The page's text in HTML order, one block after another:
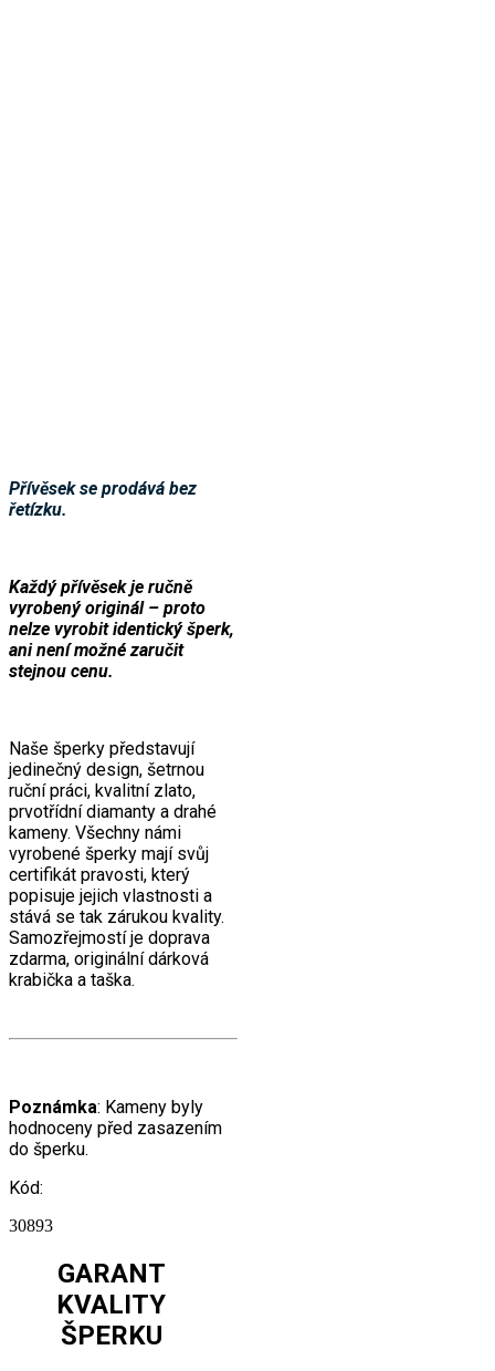
Přívěsek se prodává bez
řetízku.
Každý přívěsek je ručně
vyrobený originál – proto
nelze vyrobit identický šperk,
ani není možné zaručit
stejnou cenu.
Naše šperky představují
jedinečný design, šetrnou
ruční práci, kvalitní zlato,
prvotřídní diamanty a drahé
kameny. Všechny námi
vyrobené šperky mají svůj
certifikát pravosti, který
popisuje jejich vlastnosti a
stává se tak zárukou kvality.
Samozřejmostí je doprava
zdarma, originální dárková
krabička a taška.
Poznámka: Kameny byly
hodnoceny před zasazením
do šperku.
Kód:
30893
GARANT
KVALITY
ŠPERKU